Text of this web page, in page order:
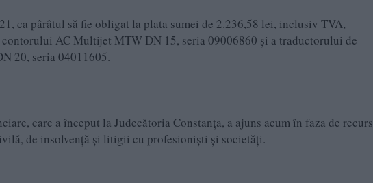
ca pârâtul să fie obligat la plata sumei de 2.236,58 lei, inclusiv TVA,
AC Multijet MTW DN 15, seria 09006860 și a traductorului de
20, seria 04011605.
care a început la Judecătoria Constanța, a ajuns acum în faza de recurs
de insolvență și litigii cu profesioniști și societăți.